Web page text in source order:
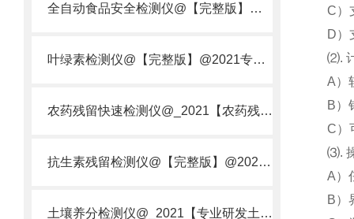
全自动食品安全检测仪@【完整版】@2021专业全自动食品检测仪器仪表
叶绿素检测仪@【完整版】@2021专业叶绿素检测仪器仪表
农药残留快速检测仪@_2021【农药残留检测仪器仪表DE原理】
抗生素残留检测仪@【完整版】@2021专业抗生素残留检测仪器仪表
土壤养分检测仪@_2021【专业研发土壤养分快速检测仪器仪表厂】
C）
D）
⑵.
A）
B）
C）
⑶.
A）
B）